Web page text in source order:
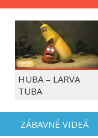
HUBA – LARVA
TUBA
ZÁBAVNÉ VIDEÁ